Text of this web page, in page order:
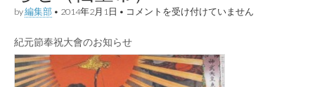
共新
聞）
皇道
実
攘夷
戦闘
紙
by編集部 • 2014年2月1日 • 【2/11】
節
奉
祝
大
コメントを受け付けていません
紀元節奉祝大會のお知らせ